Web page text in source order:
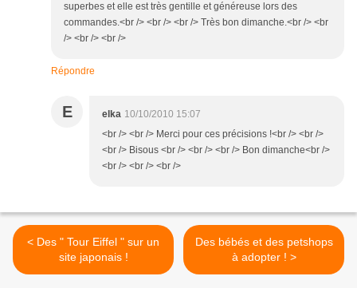
superbes et elle est très gentille et généreuse lors des
commandes.<br /> <br /> <br /> Très bon dimanche.<br /> <br
/> <br /> <br />
Répondre
E elka 10/10/2010 15:07
<br /> <br /> Merci pour ces précisions !<br /> <br />
<br /> Bisous <br /> <br /> <br /> Bon dimanche<br />
<br /> <br /> <br />
< Des " Tour Eiffel " sur un
site japonais !
Des bébés et des petshops
à adopter ! >